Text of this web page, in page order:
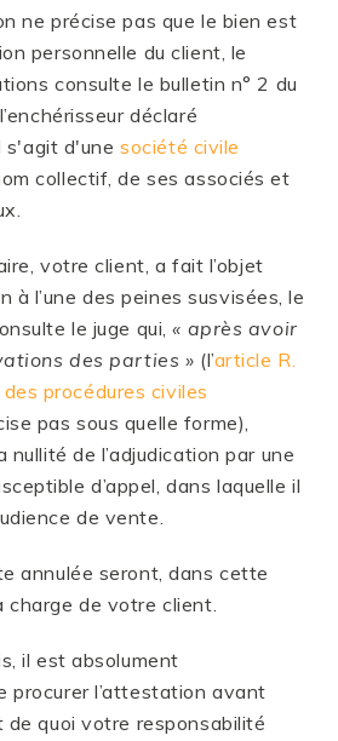
ne précise pas que le bien est
personnelle du client, le
consulte le bulletin n° 2 du
déclaré
s'agit d'unesociété civile
collectif, de ses associés et
votre client, a fait l’objet
à l’une des peines susvisées, le
le juge qui,« après avoir
des parties » (l’article R.
procédures civiles
pas sous quelle forme),
nullité de l’adjudication par une
d’appel, dans laquelle il
de vente.
annulée seront, dans cette
charge de votre client.
il est absolument
procurer l’attestation avant
de quoi votre responsabilité